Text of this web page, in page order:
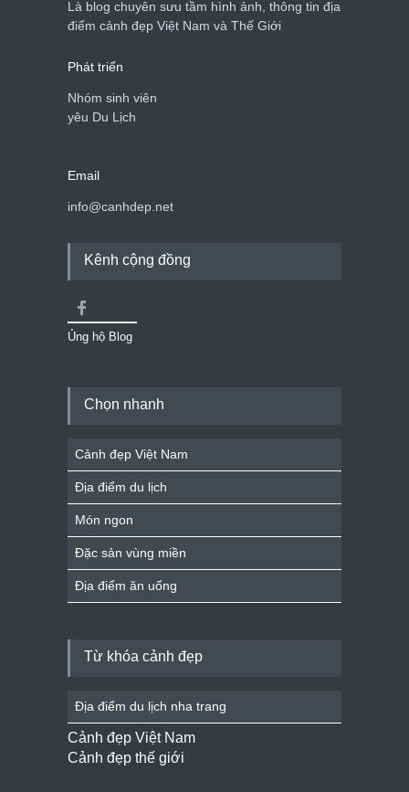
Là blog chuyên sưu tầm hình ảnh, thông tin địa
điểm cảnh đẹp Việt Nam và Thế Giới
Phát triển
Nhóm sinh viên
yêu Du Lịch
Email
info@canhdep.net
Kênh cộng đồng
Ủng hộ Blog
Chọn nhanh
Cảnh đẹp Việt Nam
Địa điểm du lịch
Món ngon
Đặc sản vùng miền
Địa điểm ăn uống
Từ khóa cảnh đẹp
Địa điểm du lịch nha trang
Cảnh đẹp Việt Nam
Cảnh đẹp thế giới